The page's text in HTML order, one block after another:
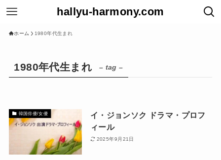
hallyu-harmony.com
ホーム 1980年代生まれ
1980年代生まれ – tag –
韓国俳優/女優
イ・ジョンソク ドラマ・プロフ
ィール
2025年9月21日